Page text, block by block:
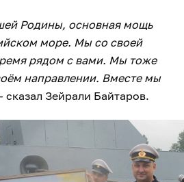
Родины, основная мощь
море. Мы со своей
рядом с вами. Мы тоже
направлении. Вместе мы
сказал Зейрали Байтаров.